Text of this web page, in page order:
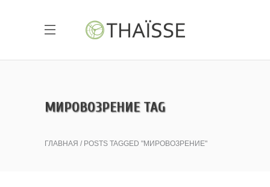
МИРОВОЗРЕНИЕ TAG
ГЛАВНАЯ POSTS TAGGED "МИРОВОЗРЕНИЕ"